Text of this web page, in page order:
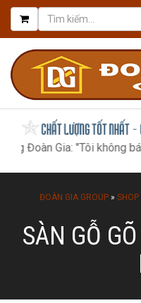
Gia: "Tôi không bán hàng
ĐOÀN GIA GROUP » SHOP
SÀN GỖ